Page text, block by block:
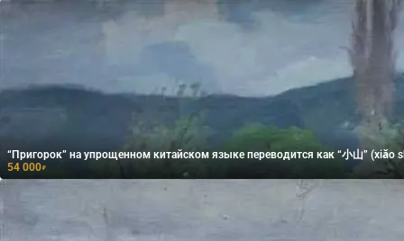
“Пригорок” на упрощенном китайском языке переводится как “小山” (xiǎo
54 000₽